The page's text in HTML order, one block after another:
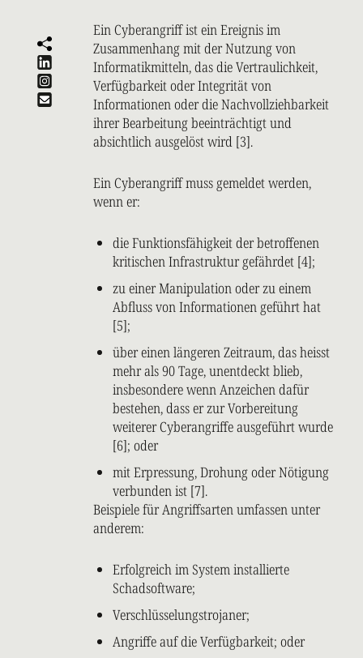
Ein Cyberangriff ist ein Ereignis im
Zusammenhang mit der Nutzung von
Informatikmitteln, das die Vertraulichkeit,
Verfügbarkeit oder Integrität von
Informationen oder die Nachvollziehbarkeit
ihrer Bearbeitung beeinträchtigt und
absichtlich ausgelöst wird [3].
Ein Cyberangriff muss gemeldet werden,
wenn er:
die Funktionsfähigkeit der betroffenen
kritischen Infrastruktur gefährdet [4];
zu einer Manipulation oder zu einem
Abfluss von Informationen geführt hat
[5];
über einen längeren Zeitraum, das heisst
mehr als 90 Tage, unentdeckt blieb,
insbesondere wenn Anzeichen dafür
bestehen, dass er zur Vorbereitung
weiterer Cyberangriffe ausgeführt wurde
[6]; oder
mit Erpressung, Drohung oder Nötigung
verbunden ist [7].
Beispiele für Angriffsarten umfassen unter
anderem:
Erfolgreich im System installierte
Schadsoftware;
Verschlüsselungstrojaner;
Angriffe auf die Verfügbarkeit; oder